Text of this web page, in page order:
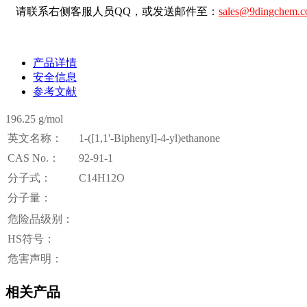
请联系右侧客服人员QQ，或发送邮件至：
产品详情
安全信息
参考文献
196.25 g/mol
英文名称：
1-([1,1'-Biphenyl]-4-yl)ethanone
CAS No.：
92-91-1
分子式：
C14H12O
分子量：
危险品级别：
HS符号：
危害声明：
相关产品